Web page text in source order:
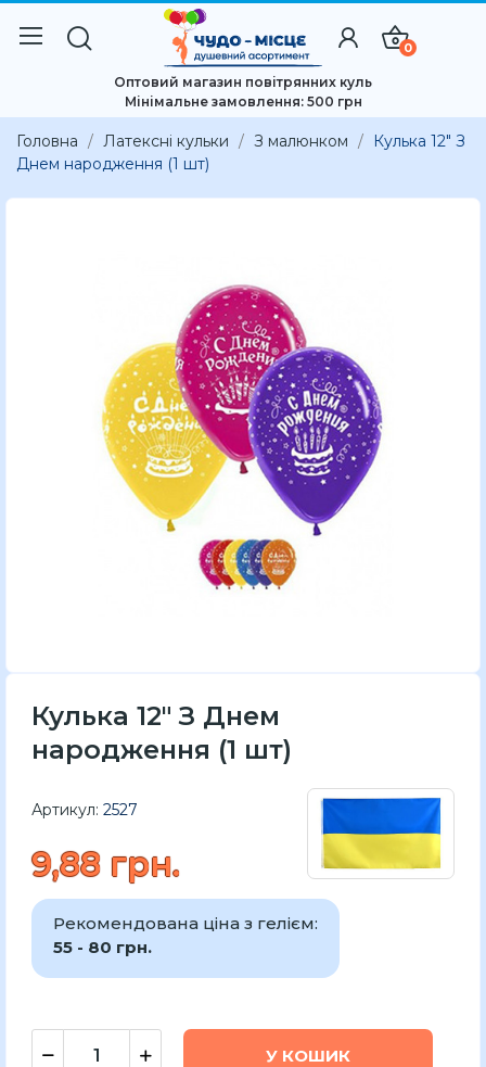
0
Оптовий магазин повітрянних куль
Мінімальне замовлення: 500 грн
Головна Латексні кульки З малюнком
Кулька 12" З
Днем народження (1 шт)
Кулька 12" З Днем
народження (1 шт)
Артикул: 2527
9,88 грн.
Рекомендована ціна з гелієм:
55 - 80 грн.
У КОШИК